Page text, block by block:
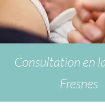
Consultation en
Fresnes